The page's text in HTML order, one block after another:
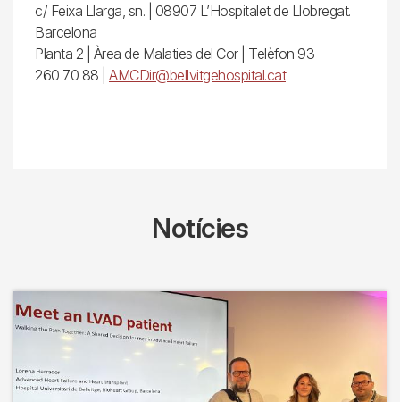
c/ Feixa Llarga, sn. | 08907 L’Hospitalet de Llobregat.
Barcelona
Planta 2 | Àrea de Malaties del Cor | Telèfon 93
260 70 88 | AMCDir@bellvitgehospital.cat
Notícies